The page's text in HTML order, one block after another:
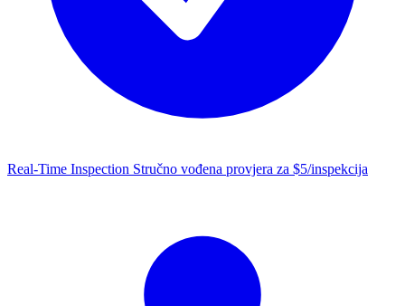
Real-Time Inspection Stručno vođena provjera za $5/inspekcija